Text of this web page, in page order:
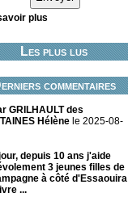
plus
Les plus lus
commentaires
GRILHAULT des
Hélène le 2025-08-
depuis 10 ans j'aide
3 jeunes filles de
à côté d'Essaouira
...